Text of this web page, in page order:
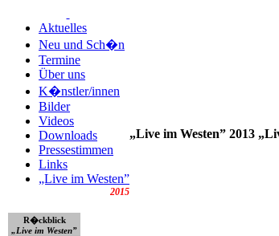
Aktuelles
Neu und Sch�n
Termine
Über uns
K�nstler/innen
Bilder
Videos
Downloads
Pressestimmen
Links
„Live im Westen”
2015
R�ckblick
„Live im Westen”
„Live im Westen” 2013